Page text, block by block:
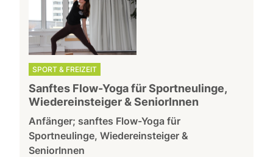
SPORT & FREIZEIT
Sanftes Flow-Yoga für Sportneulinge,
Wiedereinsteiger & SeniorInnen
Anfänger; sanftes Flow-Yoga für
Sportneulinge, Wiedereinsteiger &
SeniorInnen